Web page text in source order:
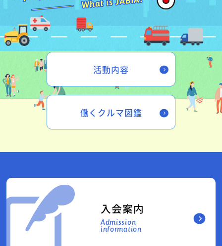
活動内容
働くクルマ図鑑
入会案内
Admission
information